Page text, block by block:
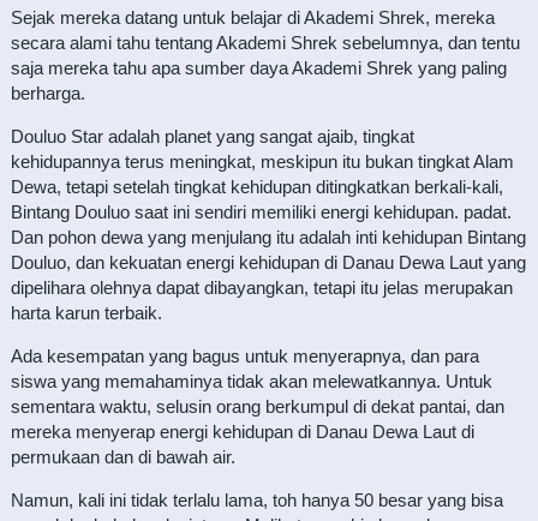
Sejak mereka datang untuk belajar di Akademi Shrek, mereka
secara alami tahu tentang Akademi Shrek sebelumnya, dan tentu
saja mereka tahu apa sumber daya Akademi Shrek yang paling
berharga.
Douluo Star adalah planet yang sangat ajaib, tingkat
kehidupannya terus meningkat, meskipun itu bukan tingkat Alam
Dewa, tetapi setelah tingkat kehidupan ditingkatkan berkali-kali,
Bintang Douluo saat ini sendiri memiliki energi kehidupan. padat.
Dan pohon dewa yang menjulang itu adalah inti kehidupan Bintang
Douluo, dan kekuatan energi kehidupan di Danau Dewa Laut yang
dipelihara olehnya dapat dibayangkan, tetapi itu jelas merupakan
harta karun terbaik.
Ada kesempatan yang bagus untuk menyerapnya, dan para
siswa yang memahaminya tidak akan melewatkannya. Untuk
sementara waktu, selusin orang berkumpul di dekat pantai, dan
mereka menyerap energi kehidupan di Danau Dewa Laut di
permukaan dan di bawah air.
Namun, kali ini tidak terlalu lama, toh hanya 50 besar yang bisa